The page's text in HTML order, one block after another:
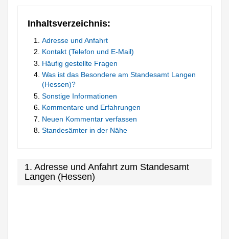
Inhaltsverzeichnis:
Adresse und Anfahrt
Kontakt (Telefon und E-Mail)
Häufig gestellte Fragen
Was ist das Besondere am Standesamt Langen
(Hessen)?
Sonstige Informationen
Kommentare und Erfahrungen
Neuen Kommentar verfassen
Standesämter in der Nähe
1. Adresse und Anfahrt zum Standesamt
Langen (Hessen)